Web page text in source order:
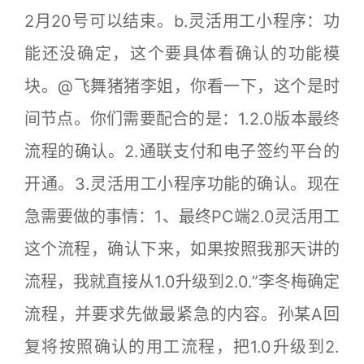
2月20号可以结束。b.灵活用工小程序：功
能还没确定，这个要具体看确认的功能模
块。@飞舞猪猪李姐，你看一下，这个是时
间节点。你们需要配合的是：1.2.0版本最终
流程的确认。2.通联支付和电子签约平台的
开通。3.灵活用工小程序功能的确认。现在
急需要做的事情：1、最终PC端2.0灵活用工
这个流程，确认下来，如果按照我那天讲的
流程，我就直接从1.0升级到2.0.”李冬梅确定
流程，并要求先做最紧急的内容。孙某A回
复将按照确认的用工流程，把1.0升级到2.